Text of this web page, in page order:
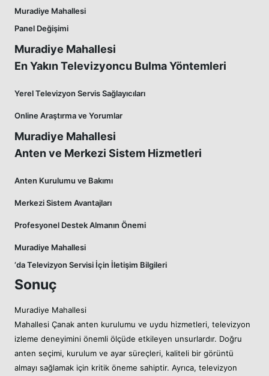
Muradiye Mahallesi
Panel Değişimi
Muradiye Mahallesi
En Yakın Televizyoncu Bulma Yöntemleri
Yerel Televizyon Servis Sağlayıcıları
Online Araştırma ve Yorumlar
Muradiye Mahallesi
Anten ve Merkezi Sistem Hizmetleri
Anten Kurulumu ve Bakımı
Merkezi Sistem Avantajları
Profesyonel Destek Almanın Önemi
Muradiye Mahallesi
‘da Televizyon Servisi İçin İletişim Bilgileri
Sonuç
Muradiye Mahallesi
Mahallesi Çanak anten kurulumu ve uydu hizmetleri, televizyon
izleme deneyimini önemli ölçüde etkileyen unsurlardır. Doğru
anten seçimi, kurulum ve ayar süreçleri, kaliteli bir görüntü
almayı sağlamak için kritik öneme sahiptir. Ayrıca, televizyon